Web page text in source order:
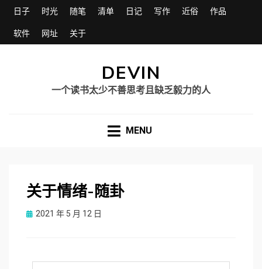
日子 时光 随笔 清单 日记 写作 近俗 作品
软件 网址 关于
DEVIN
一个读书太少不善思考且缺乏毅力的人
MENU
关于情绪-随卦
Posted
2021 年 5 月 12 日